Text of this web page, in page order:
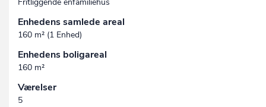
Enhedens samlede areal
160 m² (1 Enhed)
Enhedens boligareal
160 m²
Værelser
5